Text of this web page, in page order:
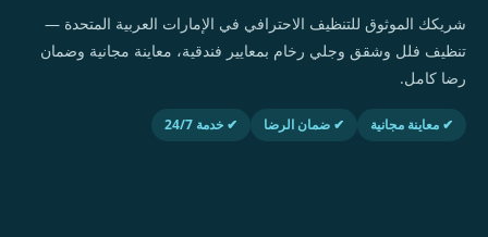
شريكك الموثوق للتنظيف الاحترافي في الإمارات العربية المتحدة —
تنظيف فلل وشقق وجلي رخام بمعايير فندقية، معاينة مجانية وضمان
رضا كامل.
✔ معاينة مجانية ✔ ضمان الرضا ✔ خدمة 24/7